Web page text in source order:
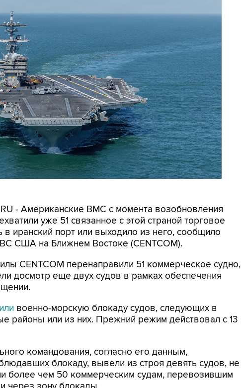
- Американские ВМС с момента возобновления
уже 51 связанное с этой страной торговое
в иранский порт или выходило из него, сообщило
США на Ближнем Востоке (CENTCOM).
CENTCOM перенаправили 51 коммерческое судно,
досмотр еще двух судов в рамках обеспечения
военно-морскую блокаду судов, следующих в
районы или из них. Прежний режим действовал с 13
командования, согласно его данным,
блокаду, вывели из строя девять судов, не
более чем 50 коммерческим судам, перевозившим